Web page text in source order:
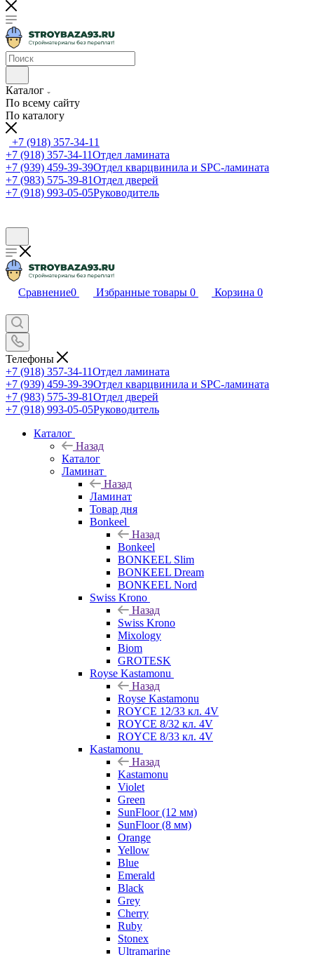
Каталог
По всему сайту
По каталогу
+7 (918) 357-34-11
+7 (918) 357-34-11Отдел ламината
+7 (939) 459-39-39Отдел кварцвинила и SPC-ламината
+7 (983) 575-39-81Отдел дверей
+7 (918) 993-05-05Руководитель
Сравнение0 Избранные товары 0 Корзина 0
Телефоны
+7 (918) 357-34-11Отдел ламината
+7 (939) 459-39-39Отдел кварцвинила и SPC-ламината
+7 (983) 575-39-81Отдел дверей
+7 (918) 993-05-05Руководитель
Каталог
Назад
Каталог
Ламинат
Назад
Ламинат
Товар дня
Bonkeel
Назад
Bonkeel
BONKEEL Slim
BONKEEL Dream
BONKEEL Nord
Swiss Krono
Назад
Swiss Krono
Mixology
Biom
GROTESK
Royse Kastamonu
Назад
Royse Kastamonu
ROYCE 12/33 кл. 4V
ROYCE 8/32 кл. 4V
ROYCE 8/33 кл. 4V
Kastamonu
Назад
Kastamonu
Violet
Green
SunFloor (12 мм)
SunFloor (8 мм)
Orange
Yellow
Blue
Emerald
Black
Grey
Cherry
Ruby
Stonex
Ultramarine